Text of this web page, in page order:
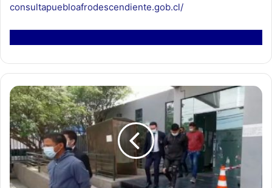
consultapuebloafrodescendiente.gob.cl/
D
e
t
i
e
n
e
n